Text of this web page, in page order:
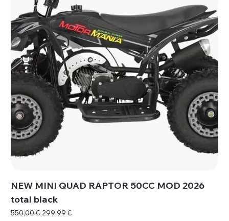
NEW MINI QUAD RAPTOR 50CC MOD 2026
total black
Prezzo regolare
550,00 € Prezzo scontato
299,99 €